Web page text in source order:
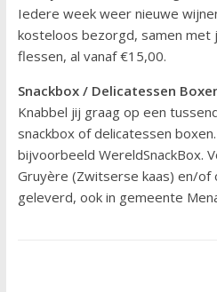
Iedere week weer nieuwe
kosteloos bezorgd, samen
flessen, al vanaf €15,00.
Snackbox / Delicatessen
Knabbel jij graag op een
snackbox of delicatessen
bijvoorbeeld WereldSnackBox.
Gruyère (Zwitserse kaas) en/of
geleverd, ook in gemeente